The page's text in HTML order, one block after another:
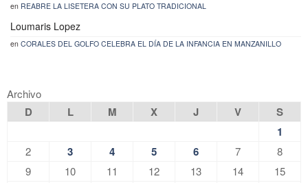
en REABRE LA LISETERA CON SU PLATO TRADICIONAL
Loumaris Lopez
en CORALES DEL GOLFO CELEBRA EL DÍA DE LA INFANCIA EN MANZANILLO
Archivo
D L M X J V
S
1
2 3 4 5 6 7
8
9
10 11 12 13 14
15